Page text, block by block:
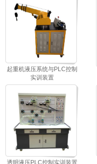
起重机液压系统与PLC控制
实训装置
透明液压PLC控制实训装置